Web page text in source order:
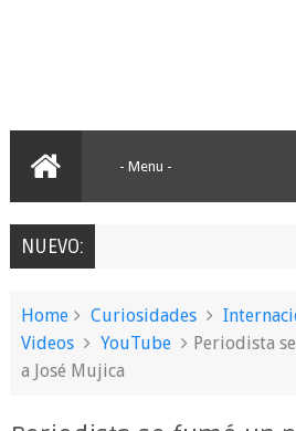
NUEVO:
Home Curiosidades
Videos
YouTube
Periodista
a José Mujica